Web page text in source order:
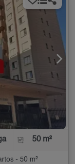
50 m²
- 50 m²